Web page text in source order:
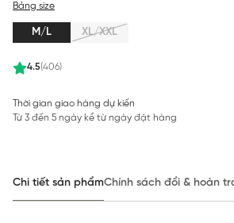
4.5(406)
Bảng size
M/L XL/XXL
Thời gian giao hàng dự kiến
Từ 3 đến 5 ngày kể từ ngày đặt hàng
Chi tiết sản phẩmChính sách đổi & hoàn